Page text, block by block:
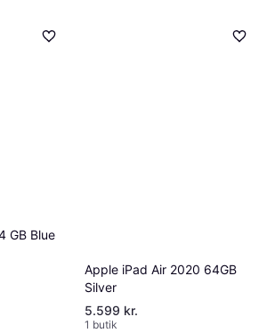
GB Blue
Apple iPad Air 2020 64GB
Silver
5.599 kr.
1 butik